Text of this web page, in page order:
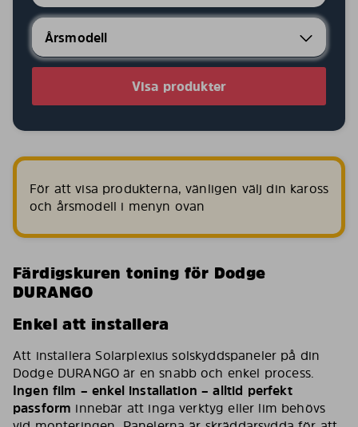
Visa produkter
För att visa produkterna, vänligen välj din kaross
och årsmodell i menyn ovan
Färdigskuren toning för Dodge
DURANGO
Enkel att installera
Att installera Solarplexius solskyddspaneler på din
Dodge DURANGO är en snabb och enkel process.
Ingen film – enkel installation – alltid perfekt
passform innebär att inga verktyg eller lim behövs